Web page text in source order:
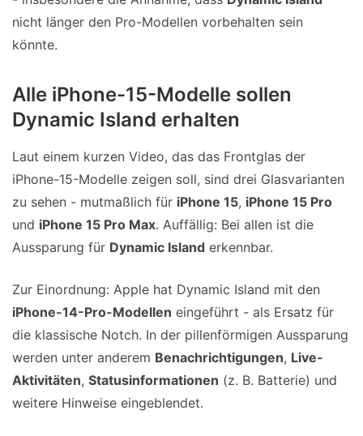
nicht länger den Pro-Modellen vorbehalten sein
könnte.
Alle iPhone-15-Modelle sollen
Dynamic Island erhalten
Laut einem kurzen Video, das das Frontglas der
iPhone-15-Modelle zeigen soll, sind drei Glasvarianten
zu sehen - mutmaßlich für iPhone 15, iPhone 15 Pro
und iPhone 15 Pro Max. Auffällig: Bei allen ist die
Aussparung für Dynamic Island erkennbar.
Zur Einordnung: Apple hat Dynamic Island mit den
iPhone-14-Pro-Modellen eingeführt - als Ersatz für
die klassische Notch. In der pillenförmigen Aussparung
werden unter anderem Benachrichtigungen, Live-
Aktivitäten, Statusinformationen (z. B. Batterie) und
weitere Hinweise eingeblendet.